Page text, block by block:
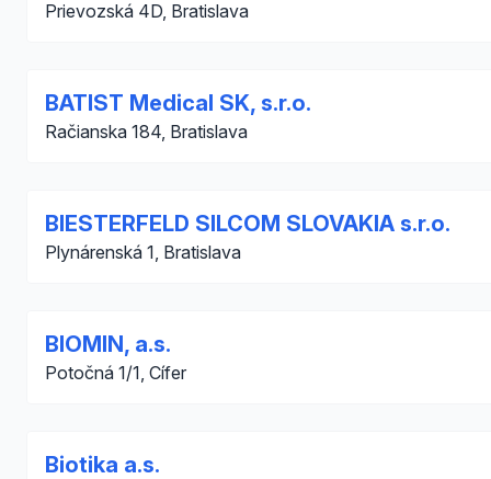
Prievozská 4D, Bratislava
BATIST Medical SK, s.r.o.
Račianska 184, Bratislava
BIESTERFELD SILCOM SLOVAKIA s.r.o.
Plynárenská 1, Bratislava
BIOMIN, a.s.
Potočná 1/1, Cífer
Biotika a.s.